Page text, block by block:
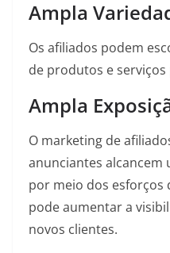
Ampla
Os afiliados podem
de produtos e
Ampla
O marketing de
anunciantes alcancem
por meio dos esforços
pode aumentar a
novos clientes.